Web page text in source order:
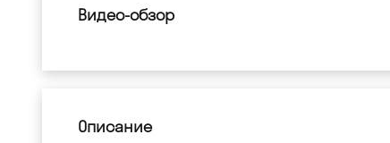
Видео-обзор
Описание